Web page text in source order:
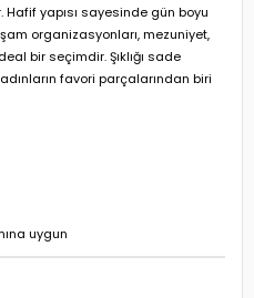
yapısı sayesinde gün boyu
organizasyonları, mezuniyet,
bir seçimdir. Şıklığı sade
favori parçalarından biri
uygun